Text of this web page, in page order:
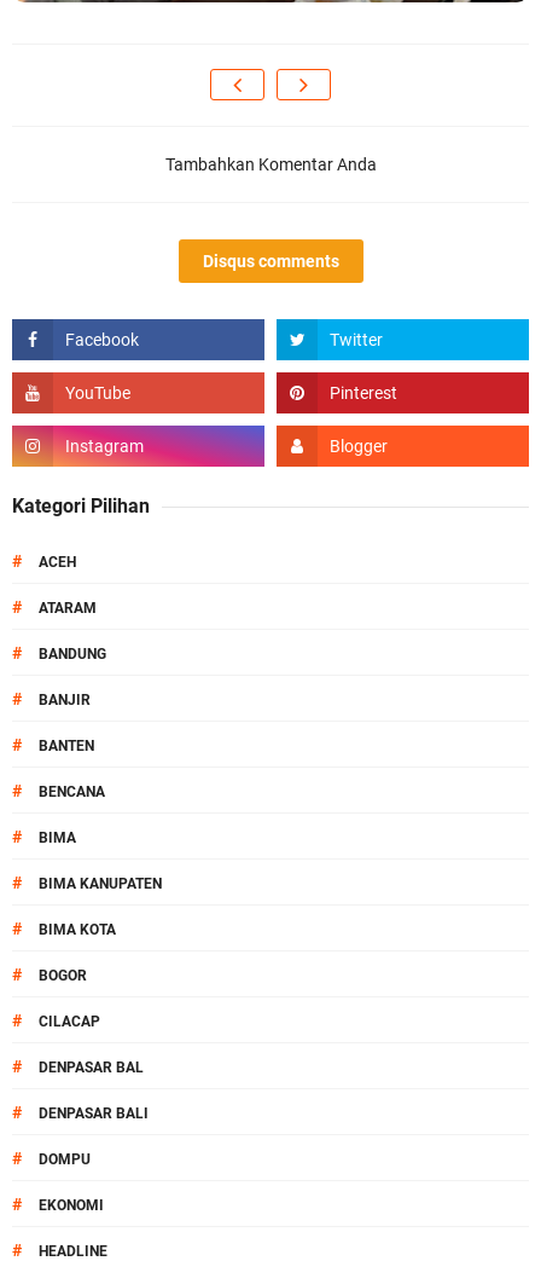
Tambahkan Komentar Anda
Disqus comments
Kategori Pilihan
# ACEH
# ATARAM
# BANDUNG
# BANJIR
# BANTEN
# BENCANA
# BIMA
# BIMA KANUPATEN
# BIMA KOTA
# BOGOR
# CILACAP
# DENPASAR BAL
# DENPASAR BALI
# DOMPU
# EKONOMI
# HEADLINE